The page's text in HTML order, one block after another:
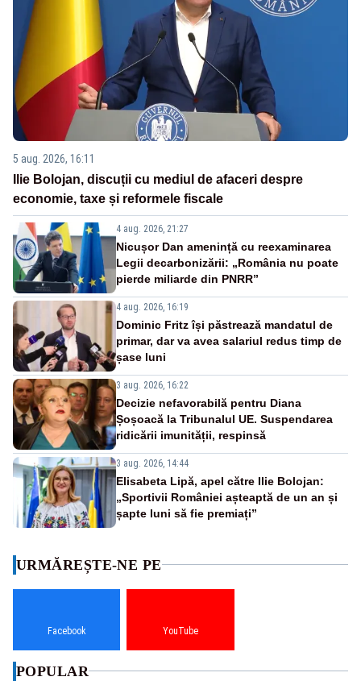
5 aug. 2026, 16:11
Ilie Bolojan, discuții cu mediul de afaceri despre
economie, taxe și reformele fiscale
4 aug. 2026, 21:27
Nicușor Dan amenință cu reexaminarea
Legii decarbonizării: „România nu poate
pierde miliarde din PNRR”
4 aug. 2026, 16:19
Dominic Fritz își păstrează mandatul de
primar, dar va avea salariul redus timp de
șase luni
3 aug. 2026, 16:22
Decizie nefavorabilă pentru Diana
Șoșoacă la Tribunalul UE. Suspendarea
ridicării imunității, respinsă
3 aug. 2026, 14:44
Elisabeta Lipă, apel către Ilie Bolojan:
„Sportivii României așteaptă de un an și
șapte luni să fie premiați”
URMĂREȘTE-NE PE
Facebook YouTube
POPULAR